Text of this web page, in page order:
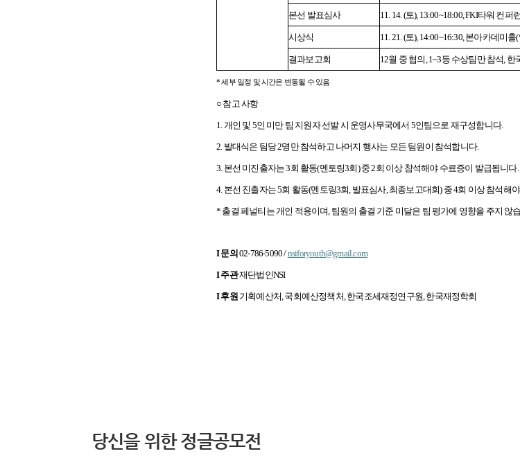
본선 발표심사 11. 14. (토), 13:00~18:00, FKI타워 컨퍼
시상식 11. 21. (토), 14:00~16:30, 본아카데미홀
결과보고회 12월 중 협의, 1~3등 수상팀만 참석,
*세부 일정 및 시간은 변동될 수 있음
○ 참고 사항
1.개인 및 5인 미만 팀 지원자 선발 시 운영사무국에서 5인팀으로 재구성합니다.
2. 발대식은 팀당 2명만 참석하고 나머지 행사는 모든 팀원이 참석합니다.
3. 본선 미진출자는 3회 활동(멘토링3회) 중 2회 이상 참석해야 수료증이 발급됩니다.
4. 본선 진출자는 5회 활동(멘토링3회, 발표심사, 최종보고대회) 중 4회 이상 참석해
* 출결 페널티는 개인 적용이며, 팀원의 출결 기준 미달은 팀 평가에 영향을 주지 않
Ι 문의 02-786-5090 /nsiforyouth@gmail.com
Ι 주관재단법인NSI
Ι 후원 기획예산처, 국회예산정책처, 한국조세재정연구원, 한국재정학회
당신을 위한 정글공모전